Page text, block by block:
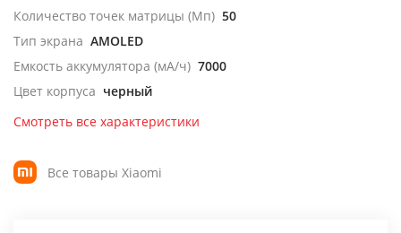
Количество точек матрицы (Мп) 50
Тип экрана AMOLED
Емкость аккумулятора (мА/ч) 7000
Цвет корпуса черный
Смотреть все характеристики
Все товары Xiaomi